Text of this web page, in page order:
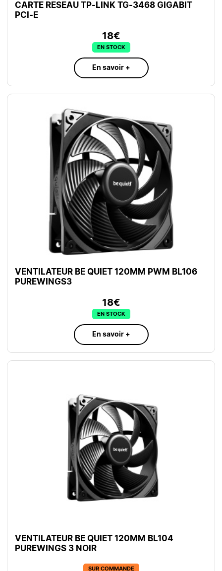
CARTE RESEAU TP-LINK TG-3468 GIGABIT
PCI-E
18€
EN STOCK
En savoir +
VENTILATEUR BE QUIET 120MM PWM BL106
PUREWINGS3
18€
EN STOCK
En savoir +
VENTILATEUR BE QUIET 120MM BL104
PUREWINGS 3 NOIR
SUR COMMANDE